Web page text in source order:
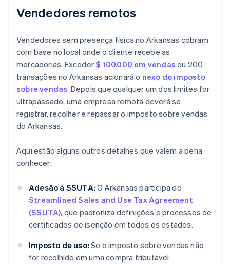
Vendedores remotos
Vendedores sem presença física no Arkansas cobram
com base no local onde o cliente recebe as
mercadorias. Exceder$ 100.000 em vendas ou 200
transações no Arkansas acionará o nexo do imposto
sobre vendas. Depois que qualquer um dos limites for
ultrapassado, uma empresa remota deverá se
registrar, recolher e repassar o imposto sobre vendas
do Arkansas.
Aqui estão alguns outros detalhes que valem a pena
conhecer:
Adesão à SSUTA: O Arkansas participa do
Streamlined Sales and Use Tax Agreement
(SSUTA), que padroniza definições e processos de
certificados de isenção em todos os estados.
Imposto de uso: Se o imposto sobre vendas não
for recolhido em uma compra tributável